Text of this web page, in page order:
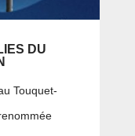
DU
Touquet-